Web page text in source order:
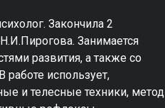
Закончила 2
Занимается
развития, а также со
использует,
и телесные техники, метод